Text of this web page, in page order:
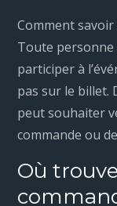
Comment
Toute personne
participer à
pas sur le billet.
peut souhaiter
commande ou
Où